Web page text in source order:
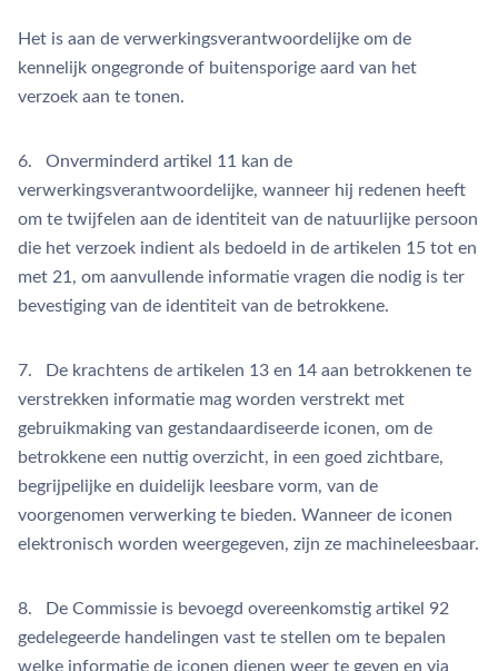
Het is aan de verwerkingsverantwoordelijke om de
kennelijk ongegronde of buitensporige aard van het
verzoek aan te tonen.
6. Onverminderd artikel 11 kan de
verwerkingsverantwoordelijke, wanneer hij redenen heeft
om te twijfelen aan de identiteit van de natuurlijke persoon
die het verzoek indient als bedoeld in de artikelen 15 tot en
met 21, om aanvullende informatie vragen die nodig is ter
bevestiging van de identiteit van de betrokkene.
7. De krachtens de artikelen 13 en 14 aan betrokkenen te
verstrekken informatie mag worden verstrekt met
gebruikmaking van gestandaardiseerde iconen, om de
betrokkene een nuttig overzicht, in een goed zichtbare,
begrijpelijke en duidelijk leesbare vorm, van de
voorgenomen verwerking te bieden. Wanneer de iconen
elektronisch worden weergegeven, zijn ze machineleesbaar.
8. De Commissie is bevoegd overeenkomstig artikel 92
gedelegeerde handelingen vast te stellen om te bepalen
welke informatie de iconen dienen weer te geven en via